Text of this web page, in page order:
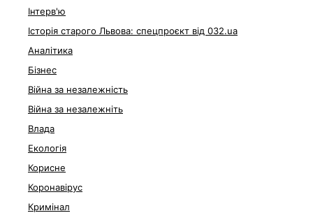
Інтерв'ю
Історія старого Львова: спецпроєкт від 032.ua
Аналітика
Бізнес
Війна за незалежність
Війна за незалежніть
Влада
Екологія
Корисне
Коронавірус
Кримінал